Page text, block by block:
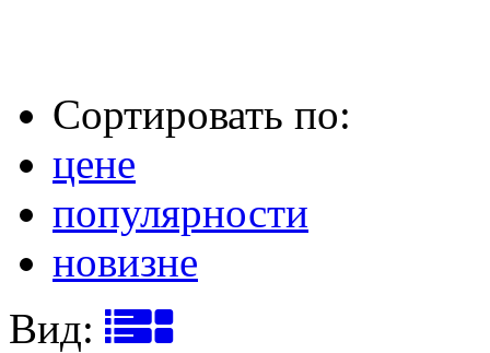
Сортировать по:
цене
популярности
новизне
Вид: